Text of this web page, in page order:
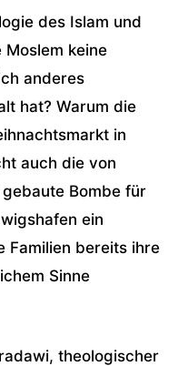
des Islam und
keine
anderes
hat? Warum die
in
auch die von
Bombe für
ein
Familien bereits ihre
Sinne
theologischer